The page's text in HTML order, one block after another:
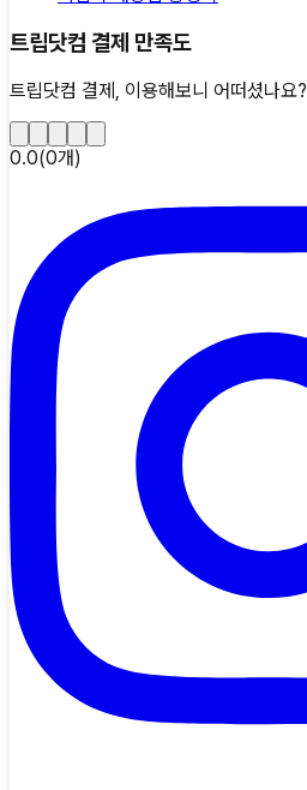
트립닷컴 결제 만족도
트립닷컴 결제, 이용해보니 어떠셨나요?
0.0(0개)